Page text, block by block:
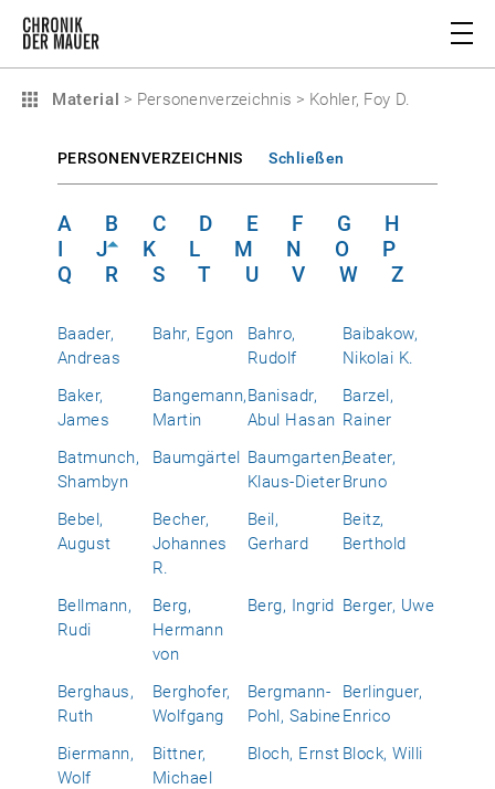
Material > Personenverzeichnis > Kohler, Foy D.
PERSONENVERZEICHNIS Schließen
A B C D E F G
H
I
J K L M N O
P
Q
R S T U V W Z
Baader,
Andreas
Bahr, Egon
Bahro,
Rudolf
Baibakow,
Nikolai K.
Baker,
James
Bangemann,
Martin
Banisadr,
Abul Hasan
Barzel,
Rainer
Batmunch,
Shambyn
Baumgärtel Baumgarten,
Klaus-Dieter
Beater,
Bruno
Bebel,
August
Becher,
Johannes
R.
Beil,
Gerhard
Beitz,
Berthold
Bellmann,
Rudi
Berg,
Hermann
von
Berg, Ingrid Berger, Uwe
Berghaus,
Ruth
Berghofer,
Wolfgang
Bergmann-
Pohl, Sabine
Berlinguer,
Enrico
Biermann,
Wolf
Bittner,
Michael
Bloch, Ernst Block, Willi